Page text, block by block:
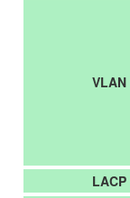
VLAN
LACP